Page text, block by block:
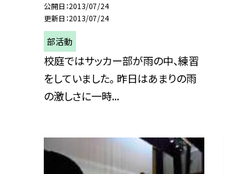
公開日 2013/07/24
更新日 2013/07/24
部活動
校庭ではサッカー部が雨の中、練習
をしていました。 昨日はあまりの雨
の激しさに一時...